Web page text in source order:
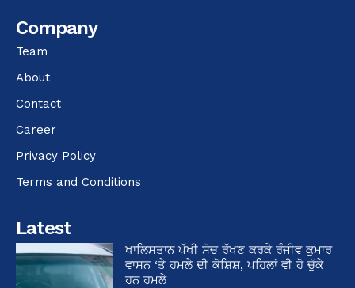
Company
Team
About
Contact
Career
Privacy Policy
Terms and Conditions
Latest
ਖਾਲਿਸਤਾਨ ਪੱਖੀ ਸੋਚ ਰੱਖਣ ਕਰਕੇ ਰੰਜੀਵ ਕੁਮਾਰ
ਵਾਸਨ ‘ਤੇ ਹਮਲੇ ਦੀ ਕੋਸ਼ਿਸ਼, ਪਹਿਲਾਂ ਵੀ ਹੋ ਚੁੱਕੇ
ਹਨ ਹਮਲੇ